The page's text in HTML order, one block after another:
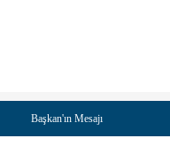
Başkan'ın Mesajı